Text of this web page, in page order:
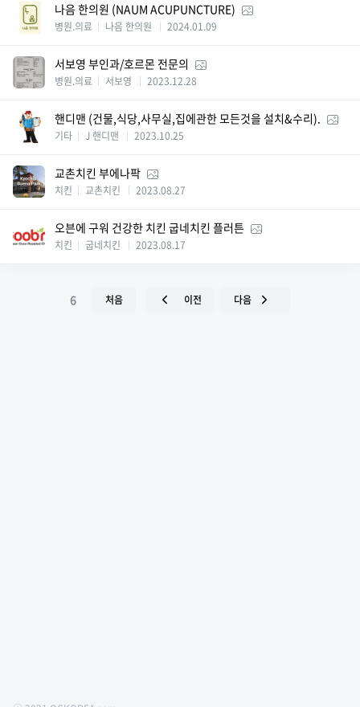
나음 한의원 (NAUM ACUPUNCTURE)
병원.의료 나음 한의원 2024.01.09
서보영 부인과/호르몬 전문의
병원.의료 서보영 2023.12.28
핸디맨 (건물,식당,사무실,집에관한 모든것을 설치&수리).
기타 J 핸디맨 2023.10.25
교촌치킨 부에나팍
치킨 교촌치킨 2023.08.27
오븐에 구워 건강한 치킨 굽네치킨 플러튼
치킨 굽네치킨 2023.08.17
6 처음 이전 다음